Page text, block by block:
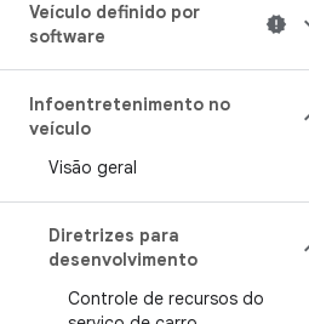
Veículo definido por
software
Infoentretenimento no
veículo
Visão geral
Diretrizes para
desenvolvimento
Controle de recursos do